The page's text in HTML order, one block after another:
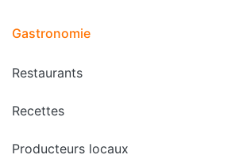
Gastronomie
Restaurants
Recettes
Producteurs locaux